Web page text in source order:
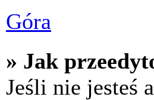
Góra
» Jak
Jeśli nie jesteś